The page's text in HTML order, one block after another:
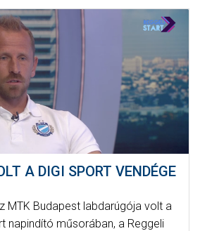
A DIGI SPORT VENDÉGE
MTK Budapest labdarúgója volt a
napindító műsorában, a Reggeli